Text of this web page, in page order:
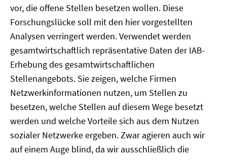
vor, die offene Stellen besetzen wollen. Diese
Forschungslücke soll mit den hier vorgestellten
Analysen verringert werden. Verwendet werden
gesamtwirtschaftlich repräsentative Daten der IAB-
Erhebung des gesamtwirtschaftlichen
Stellenangebots. Sie zeigen, welche Firmen
Netzwerkinformationen nutzen, um Stellen zu
besetzen, welche Stellen auf diesem Wege besetzt
werden und welche Vorteile sich aus dem Nutzen
sozialer Netzwerke ergeben. Zwar agieren auch wir
auf einem Auge blind, da wir ausschließlich die